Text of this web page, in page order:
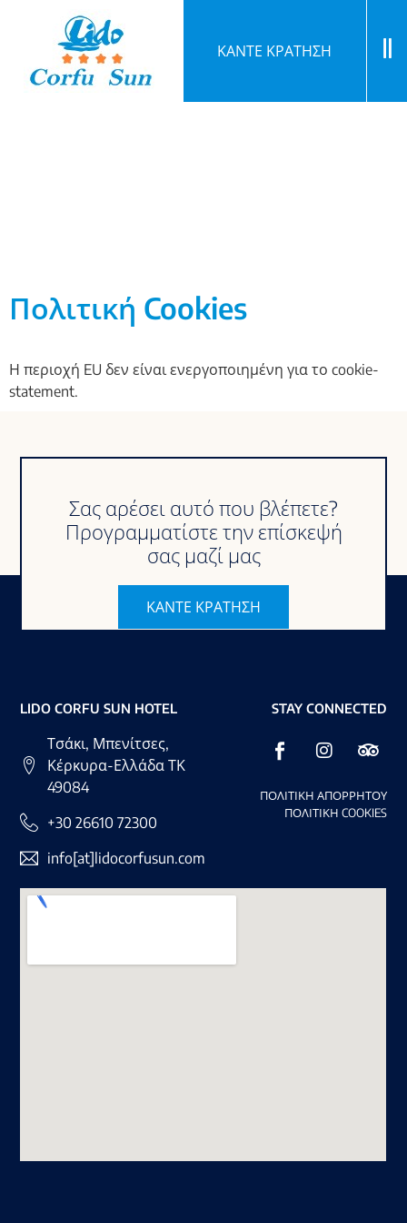
ΚΑΝΤΕ ΚΡΑΤΗΣΗ
Πολιτική Cookies
Η περιοχή EU δεν είναι ενεργοποιημένη για το cookie-
statement.
Σας αρέσει αυτό που βλέπετε?
Προγραμματίστε την επίσκεψή
σας μαζί μας
ΚΑΝΤΕ ΚΡΑΤΗΣΗ
LIDO CORFU SUN HOTEL
Τσάκι, Μπενίτσες,
Κέρκυρα-Ελλάδα ΤΚ
49084
+30 26610 72300
info[at]lidocorfusun.com
STAY CONNECTED
ΠΟΛΙΤΙΚΗ ΑΠΟΡΡΗΤΟΥ
ΠΟΛΙΤΙΚΗ COOKIES